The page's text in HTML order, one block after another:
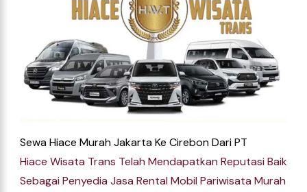
Sewa Hiace Murah Jakarta Ke Cirebon DariPT
Hiace Wisata Trans Telah Mendapatkan Reputasi Baik
Sebagai Penyedia Jasa Rental Mobil Pariwisata Murah